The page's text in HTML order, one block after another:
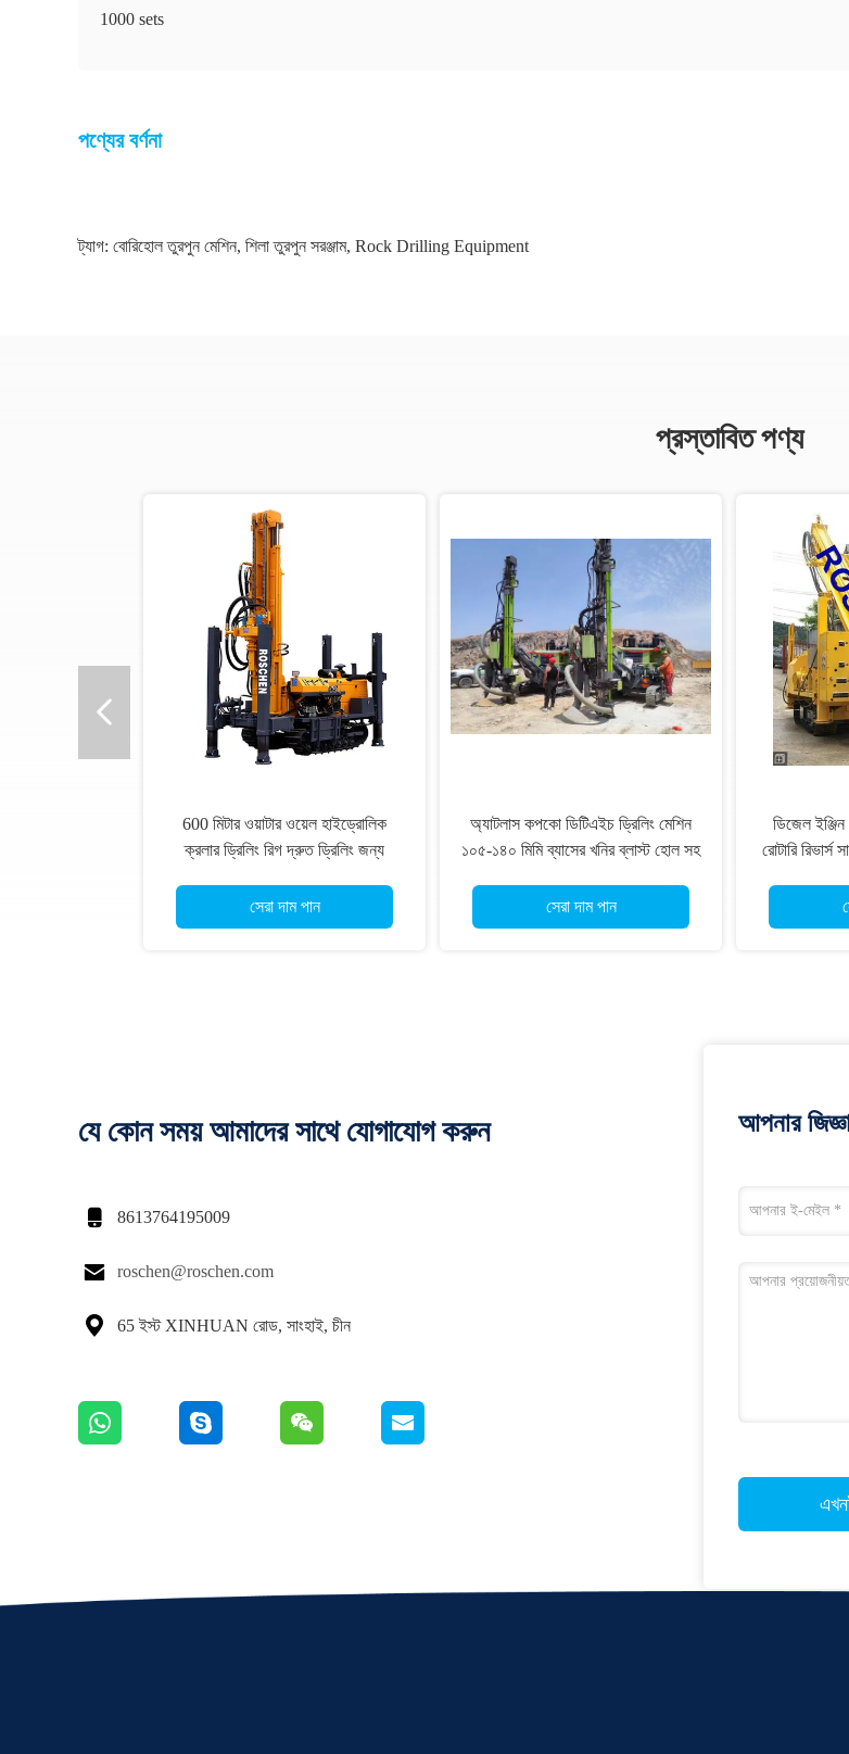
1000 sets
পণ্যের বর্ণনা
ট্যাগ: বোরিহোল তুরপুন মেশিন, শিলা তুরপুন সরঞ্জাম, Rock Drilling Equipment
প্রস্তাবিত পণ্য
600 মিটার ওয়াটার ওয়েল হাইড্রোলিক
ক্রলার ড্রিলিং রিগ দ্রুত ড্রিলিং জন্য
সেরা দাম পান
অ্যাটলাস কপকো ডিটিএইচ ড্রিলিং মেশিন
১০৫-১৪০ মিমি ব্যাসের খনির ব্লাস্ট হোল সহ
সেরা দাম পান
ডিজেল
রোটারি রিভার্স
যে কোন সময় আমাদের সাথে যোগাযোগ করুন
 8613764195009
 roschen@roschen.com
 65 ইস্ট XINHUAN রোড, সাংহাই, চীন
আপনার